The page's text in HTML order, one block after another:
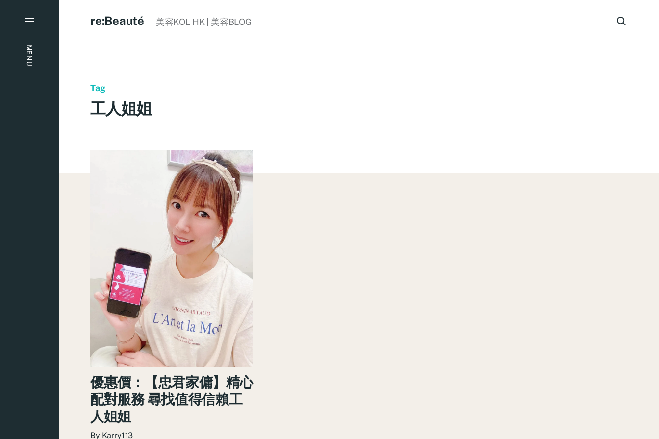
MENU
re:Beauté 美容KOL HK | 美容BLOG
Tag
工人姐姐
優惠價：【忠君家傭】精心
配對服務 尋找值得信賴工
人姐姐
By Karry113